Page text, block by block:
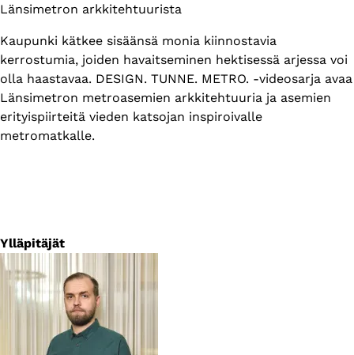
Länsimetron arkkitehtuurista
Kaupunki kätkee sisäänsä monia kiinnostavia
kerrostumia, joiden havaitseminen hektisessä arjessa voi
olla haastavaa. DESIGN. TUNNE. METRO. -videosarja avaa
Länsimetron metroasemien arkkitehtuuria ja asemien
erityispiirteitä vieden katsojan inspiroivalle
metromatkalle.
Ylläpitäjät